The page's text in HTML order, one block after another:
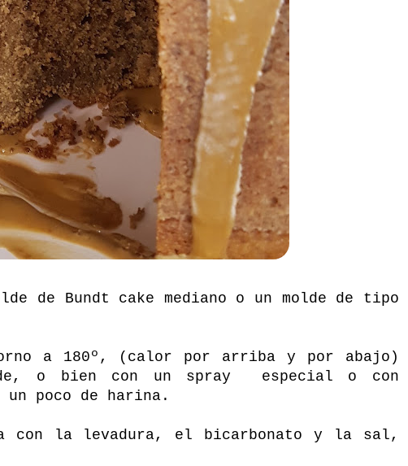
de Bundt cake mediano o un molde de tipo
a 180º, (calor por arriba y por abajo)
o bien con un spray especial o con
poco de harina.
con la levadura, el bicarbonato y la sal,